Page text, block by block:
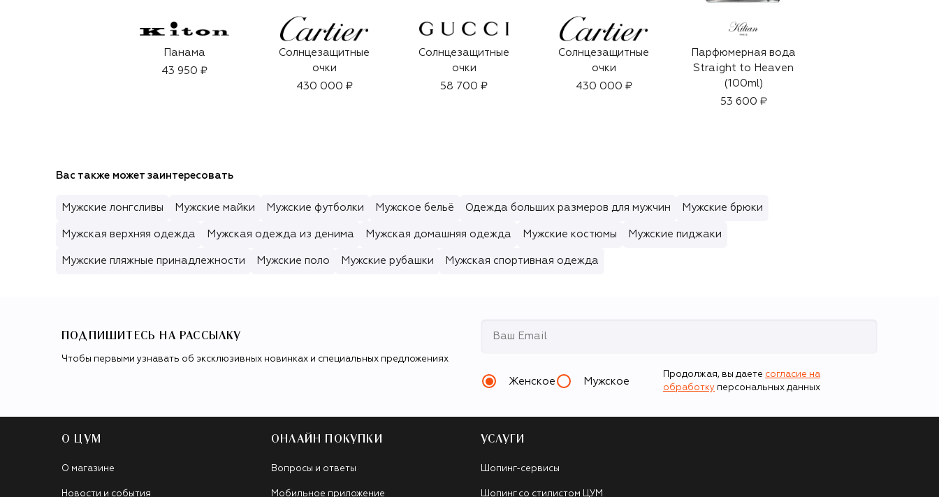
Панама
43 950 ₽
Солнцезащитные
очки
430 000 ₽
Солнцезащитные
очки
58 700 ₽
Солнцезащитные
очки
430 000 ₽
Парфюмерная вода
Straight to Heaven
(100ml)
53 600 ₽
Вас также может заинтересовать
Мужские лонгсливы Мужские майки Мужские футболки Мужское бельё Одежда больших размеров для мужчин Мужские брюки
Мужская верхняя одежда Мужская одежда из денима Мужская домашняя одежда Мужские костюмы Мужские пиджаки
Мужские пляжные принадлежности Мужские поло Мужские рубашки Мужская спортивная одежда
ПОДПИШИТЕСЬ НА РАССЫЛКУ
Чтобы первыми узнавать об эксклюзивных новинках и специальных предложениях
Женское Мужское
Продолжая, вы даете согласие на
обработку персональных данных
О ЦУМ
О магазине
Новости и события
ОНЛАЙН ПОКУПКИ
Вопросы и ответы
Мобильное приложение
УСЛУГИ
Шопинг-сервисы
Шопинг со стилистом ЦУМ